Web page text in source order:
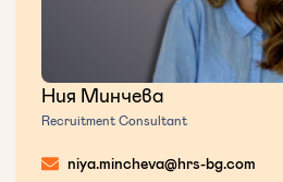
Ния Минчева
Recruitment Consultant
niya.mincheva@hrs-bg.com